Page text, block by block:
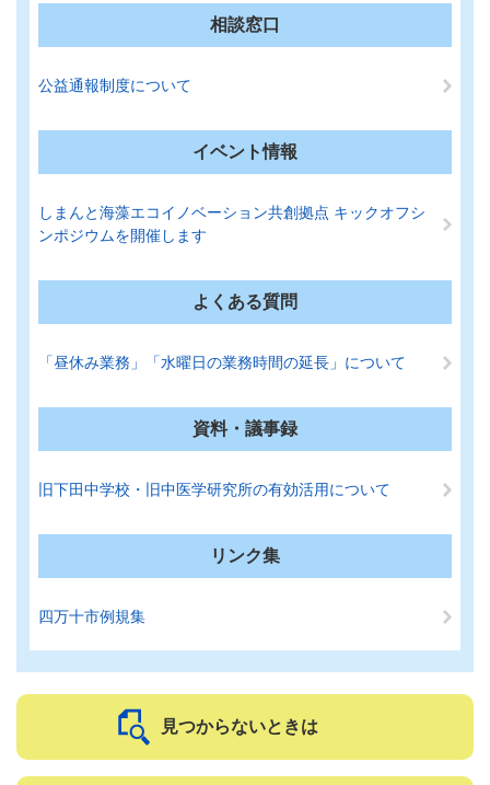
相談窓口
公益通報制度について
イベント情報
しまんと海藻エコイノベーション共創拠点 キックオフシ
ンポジウムを開催します
よくある質問
「昼休み業務」「水曜日の業務時間の延長」について
資料・議事録
旧下田中学校・旧中医学研究所の有効活用について
リンク集
四万十市例規集
見つからないときは